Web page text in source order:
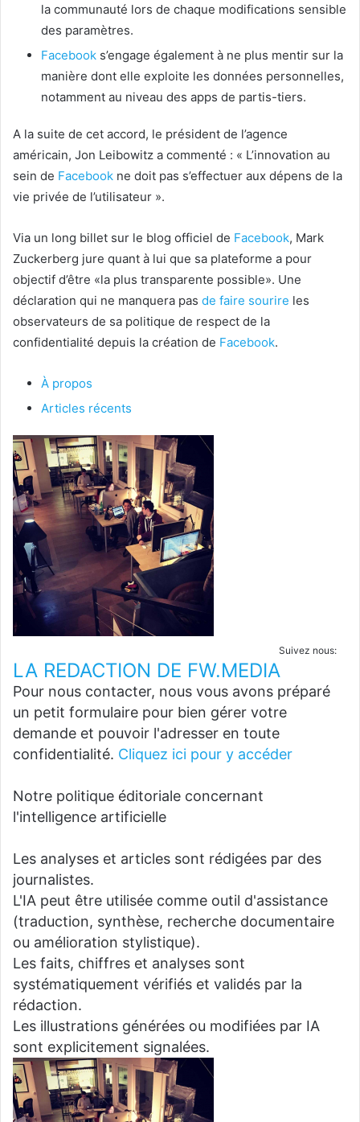
la communauté lors de chaque modifications sensible
des paramètres.
Facebook s’engage également à ne plus mentir sur la
manière dont elle exploite les données personnelles,
notamment au niveau des apps de partis-tiers.
A la suite de cet accord, le président de l’agence
américain, Jon Leibowitz a commenté : « L’innovation au
sein de Facebook ne doit pas s’effectuer aux dépens de la
vie privée de l’utilisateur ».
Via un long billet sur le blog officiel de Facebook, Mark
Zuckerberg jure quant à lui que sa plateforme a pour
objectif d’être «la plus transparente possible». Une
déclaration qui ne manquera pas de faire sourire les
observateurs de sa politique de respect de la
confidentialité depuis la création de Facebook.
À propos
Articles récents
Suivez nous:
LA REDACTION DE FW.MEDIA
Pour nous contacter, nous vous avons préparé
un petit formulaire pour bien gérer votre
demande et pouvoir l'adresser en toute
confidentialité. Cliquez ici pour y accéder
Notre politique éditoriale concernant
l'intelligence artificielle
Les analyses et articles sont rédigées par des
journalistes.
L'IA peut être utilisée comme outil d'assistance
(traduction, synthèse, recherche documentaire
ou amélioration stylistique).
Les faits, chiffres et analyses sont
systématiquement vérifiés et validés par la
rédaction.
Les illustrations générées ou modifiées par IA
sont explicitement signalées.